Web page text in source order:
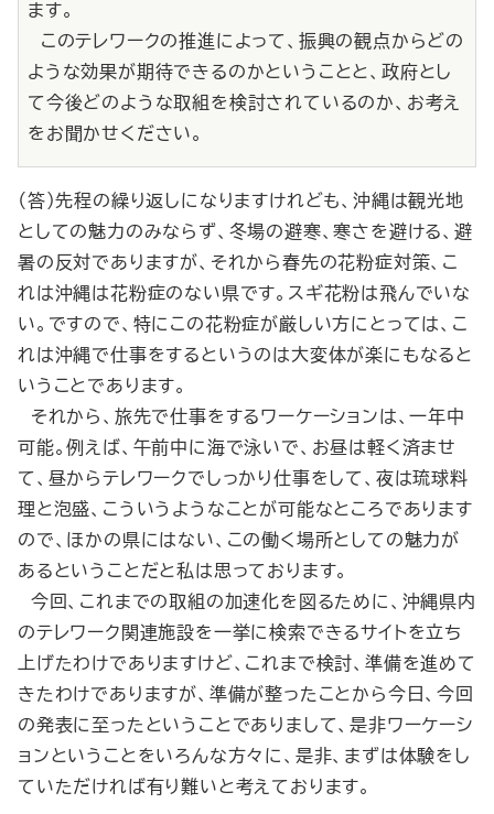
ます。
このテレワークの推進によって、振興の観点からどの
ような効果が期待できるのかということと、政府とし
て今後どのような取組を検討されているのか、お考え
をお聞かせください。
（答）先程の繰り返しになりますけれども、沖縄は観光地
としての魅力のみならず、冬場の避寒、寒さを避ける、避
暑の反対でありますが、それから春先の花粉症対策、こ
れは沖縄は花粉症のない県です。スギ花粉は飛んでいな
い。ですので、特にこの花粉症が厳しい方にとっては、こ
れは沖縄で仕事をするというのは大変体が楽にもなると
いうことであります。
それから、旅先で仕事をするワーケーションは、一年中
可能。例えば、午前中に海で泳いで、お昼は軽く済ませ
て、昼からテレワークでしっかり仕事をして、夜は琉球料
理と泡盛、こういうようなことが可能なところであります
ので、ほかの県にはない、この働く場所としての魅力が
あるということだと私は思っております。
今回、これまでの取組の加速化を図るために、沖縄県内
のテレワーク関連施設を一挙に検索できるサイトを立ち
上げたわけでありますけど、これまで検討、準備を進めて
きたわけでありますが、準備が整ったことから今日、今回
の発表に至ったということでありまして、是非ワーケーシ
ョンということをいろんな方々に、是非、まずは体験をし
ていただければ有り難いと考えております。